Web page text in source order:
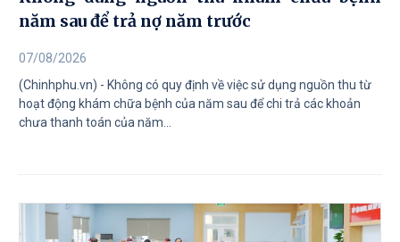
năm sau để trả nợ năm trước
07/08/2026
(Chinhphu.vn) - Không có quy định về việc sử dụng nguồn thu từ
hoạt động khám chữa bệnh của năm sau để chi trả các khoản
chưa thanh toán của năm...